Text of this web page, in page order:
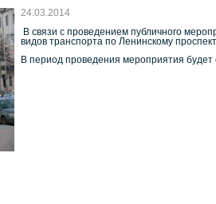
24.03.2014
В связи с проведением публичного
видов транспорта по Ленинскому
В период проведения мероприятия будет